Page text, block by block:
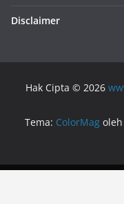
Disclaimer
Hak Cipta © 2026
Tema: ColorMag